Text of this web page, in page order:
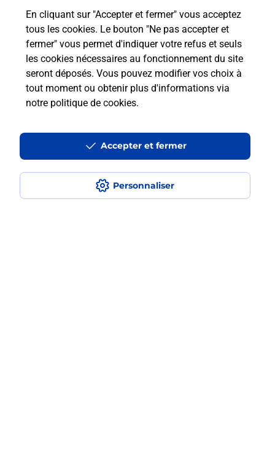
En cliquant sur "Accepter et fermer" vous acceptez
tous les cookies. Le bouton "Ne pas accepter et
fermer" vous permet d'indiquer votre refus et seuls
les cookies nécessaires au fonctionnement du site
seront déposés. Vous pouvez modifier vos choix à
tout moment ou obtenir plus d'informations via
notre politique de cookies.
Personnaliser
Accepter et fermer
Est-ce que je peux bénéficier de la 5G
avec La Poste Mobile ?
Est-ce que je peux utiliser mon forfait
à l’étranger avec La Poste Mobile ?
Est-ce que je peux payer mon
smartphone Samsung en plusieurs
Est-ce que je peux assurer mon